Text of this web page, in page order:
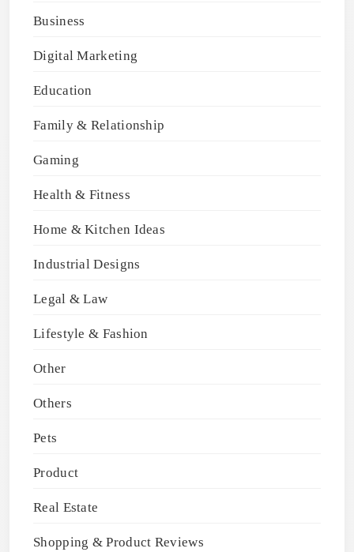
Business
Digital Marketing
Education
Family & Relationship
Gaming
Health & Fitness
Home & Kitchen Ideas
Industrial Designs
Legal & Law
Lifestyle & Fashion
Other
Others
Pets
Product
Real Estate
Shopping & Product Reviews